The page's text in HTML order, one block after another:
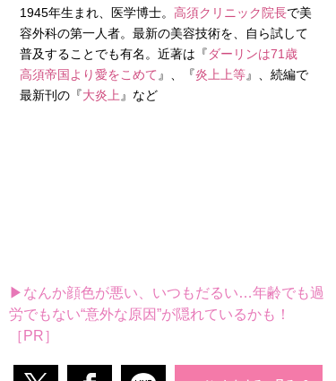
1945年生まれ、医学博士。 高須クリニック院長で美
容外科の第一人者。最新の美容技術を、自ら試して
普及することでも有名。近著は『ダーリンは71歳
高須帝国より愛をこめて 』、『炎上上等』、続編で
最新刊の『大炎上 』など
▶なんか顔色が悪い、いつもだるい…年齢でも過
労でもない“意外な原因”が隠れているかも！
［PR］